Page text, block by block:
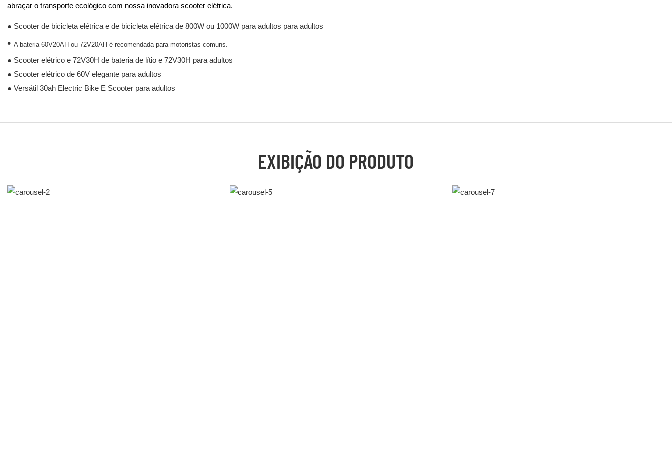
abraçar o transporte ecológico com nossa inovadora scooter elétrica.
● Scooter de bicicleta elétrica e de bicicleta elétrica de 800W ou 1000W para adultos para adultos
• A bateria 60V20AH ou 72V20AH é recomendada para motoristas comuns.
● Scooter elétrico e 72V30H de bateria de lítio e 72V30H para adultos
● Scooter elétrico de 60V elegante para adultos
● Versátil 30ah Electric Bike E Scooter para adultos
EXIBIÇÃO DO PRODUTO